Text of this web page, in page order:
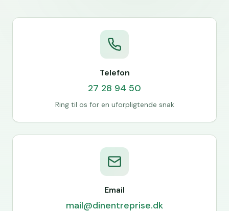
Telefon
27 28 94 50
Ring til os for en uforpligtende snak
Email
mail@dinentreprise.dk